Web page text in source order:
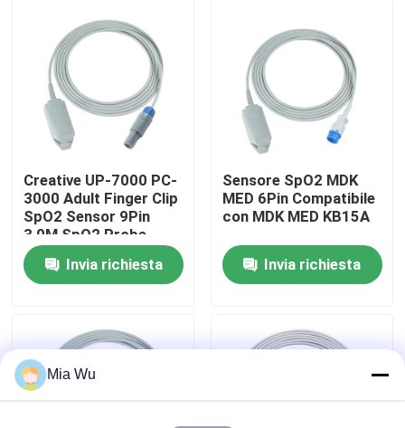
Circa noi
Giro della fabbrica
Controllo di qualità
Contattici
Notizie
Richieda una citazione
Creative UP-7000 PC-
3000 Adult Finger Clip
SpO2 Sensor 9Pin
3,0M SpO2 Probe
Invia richiesta
Sensore SpO2 MDK
MED 6Pin Compatibile
con MDK MED KB15A
Invia richiesta
Mia Wu